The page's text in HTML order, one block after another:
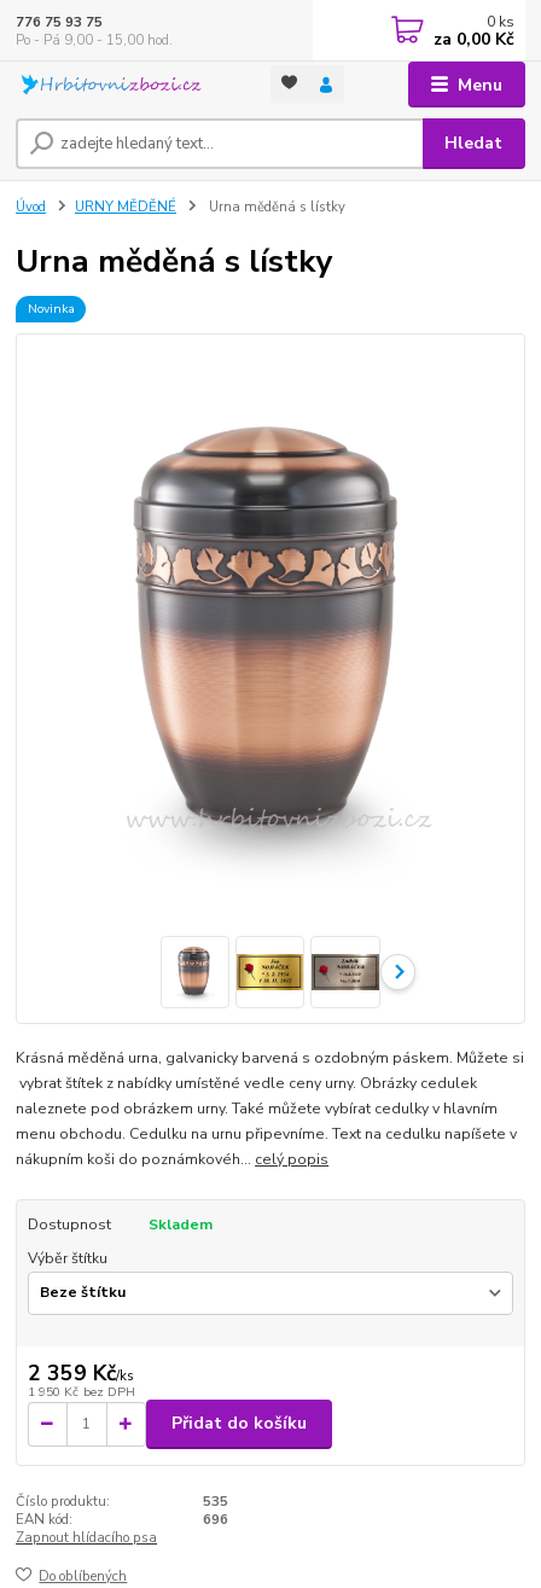
Menu
Hledat
776 75 93 75
Po - Pá 9,00 - 15,00 hod.
0 ks
za 0,00 Kč
Úvod URNY MĚDĚNÉ Urna měděná s lístky
Urna měděná s lístky
Novinka
Krásná měděná urna, galvanicky barvená s ozdobným páskem. Můžete si
vybrat štítek z nabídky umístěné vedle ceny urny. Obrázky cedulek
naleznete pod obrázkem urny. Také můžete vybírat cedulky v hlavním
menu obchodu. Cedulku na urnu připevníme. Text na cedulku napíšete v
nákupním koši do poznámkovéh... celý popis
Dostupnost
Skladem
Výběr štítku
2 359 Kč/ks
1 950 Kč bez DPH
Přidat do košíku
Číslo produktu:
535
EAN kód:
696
Zapnout hlídacího psa
Do oblíbených